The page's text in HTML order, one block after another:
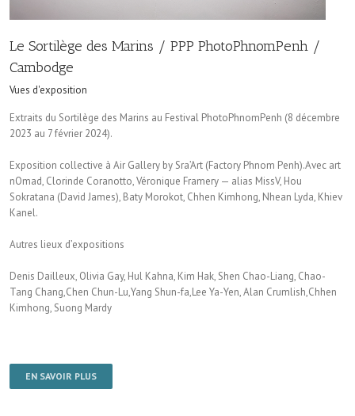
Le Sortilège des Marins / PPP PhotoPhnomPenh /
Cambodge
Vues d'exposition
Extraits du Sortilège des Marins au Festival PhotoPhnomPenh (8 décembre
2023 au 7 février 2024).
Exposition collective à Air Gallery by Sra’Art (Factory Phnom Penh).Avec art
nOmad, Clorinde Coranotto, Véronique Framery — alias MissV, Hou
Sokratana (David James), Baty Morokot, Chhen Kimhong, Nhean Lyda, Khiev
Kanel.
Autres lieux d’expositions
Denis Dailleux, Olivia Gay, Hul Kahna, Kim Hak, Shen Chao-Liang, Chao-
Tang Chang,Chen Chun-Lu,Yang Shun-fa,Lee Ya-Yen, Alan Crumlish,Chhen
Kimhong, Suong Mardy
EN SAVOIR PLUS